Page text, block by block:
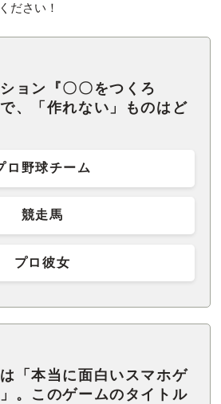
ださい！
ョン『〇〇をつくろ
、「作れない」ものはど
ロ野球チーム
競走馬
プロ彼女
「本当に面白いスマホゲ
。このゲームのタイトル